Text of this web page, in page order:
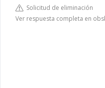
Solicitud de eliminación
Ver respuesta completa en